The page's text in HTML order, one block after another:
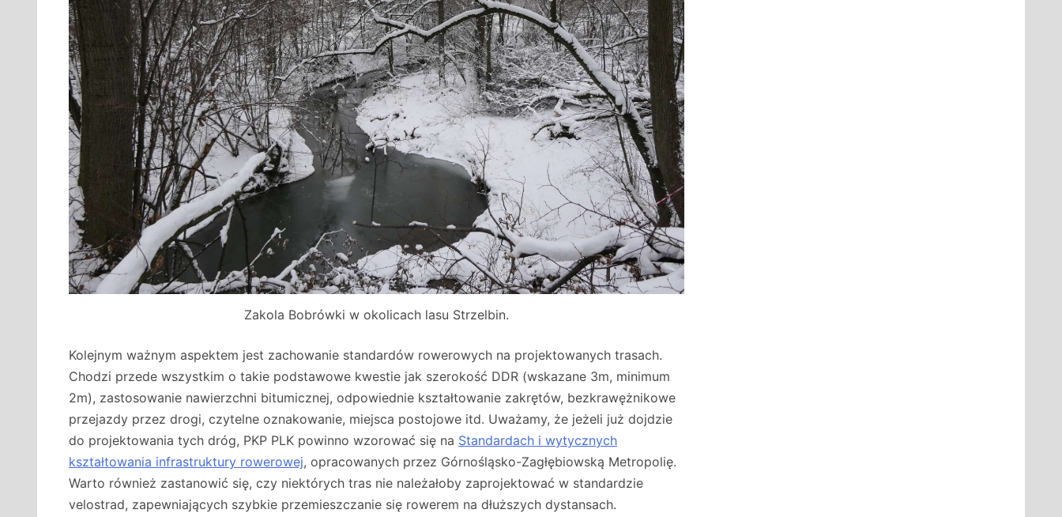
Zakola Bobrówki w okolicach lasu Strzelbin.
Kolejnym ważnym aspektem jest zachowanie standardów rowerowych na projektowanych trasach.
Chodzi przede wszystkim o takie podstawowe kwestie jak szerokość DDR (wskazane 3m, minimum
2m), zastosowanie nawierzchni bitumicznej, odpowiednie kształtowanie zakrętów, bezkrawężnikowe
przejazdy przez drogi, czytelne oznakowanie, miejsca postojowe itd. Uważamy, że jeżeli już dojdzie
do projektowania tych dróg, PKP PLK powinno wzorować się na Standardach i wytycznych
kształtowania infrastruktury rowerowej, opracowanych przez Górnośląsko-Zagłębiowską Metropolię.
Warto również zastanowić się, czy niektórych tras nie należałoby zaprojektować w standardzie
velostrad, zapewniających szybkie przemieszczanie się rowerem na dłuższych dystansach.